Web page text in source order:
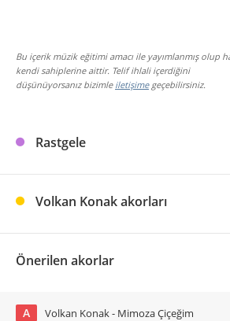
Bu içerik müzik eğitimi amacı ile yayımlanmış olup
kendi sahiplerine aittir. Telif ihlali içerdiğini
düşünüyorsanız bizimle iletişimegeçebilirsiniz.
Rastgele
Volkan Konak akorları
Önerilen akorlar
A Volkan Konak - Mimoza Çiçeğim